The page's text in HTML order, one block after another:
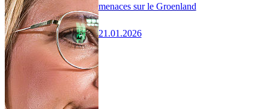
menaces sur le Groenland
21.01.2026